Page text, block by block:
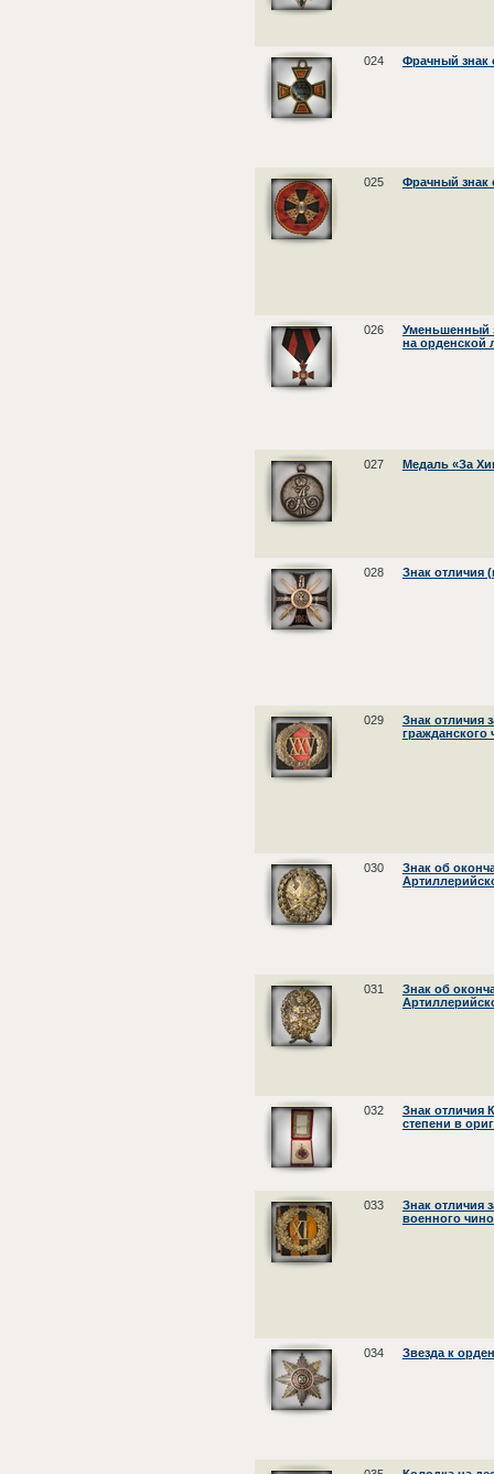
024 Фрачный знак
025 Фрачный знак
026
Уменьшенный
на орденской
027 Медаль «За
028 Знак отличия
029
Знак отличия
гражданского
030
Знак об
031
Знак об
032
Знак отличия
степени в
033
Знак отличия
военного
034 Звезда к